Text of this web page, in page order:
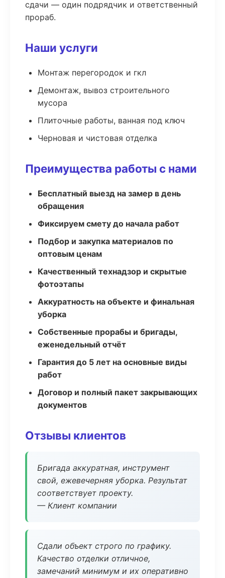
сдачи — один подрядчик и ответственный
прораб.
Наши услуги
Монтаж перегородок и гкл
Демонтаж, вывоз строительного
мусора
Плиточные работы, ванная под ключ
Черновая и чистовая отделка
Преимущества работы с нами
Бесплатный выезд на замер в день
обращения
Фиксируем смету до начала работ
Подбор и закупка материалов по
оптовым ценам
Качественный технадзор и скрытые
фотоэтапы
Аккуратность на объекте и финальная
уборка
Собственные прорабы и бригады,
еженедельный отчёт
Гарантия до 5 лет на основные виды
работ
Договор и полный пакет закрывающих
документов
Отзывы клиентов
Бригада аккуратная, инструмент
свой, ежевечерняя уборка. Результат
соответствует проекту.
— Клиент компании
Сдали объект строго по графику.
Качество отделки отличное,
замечаний минимум и их оперативно